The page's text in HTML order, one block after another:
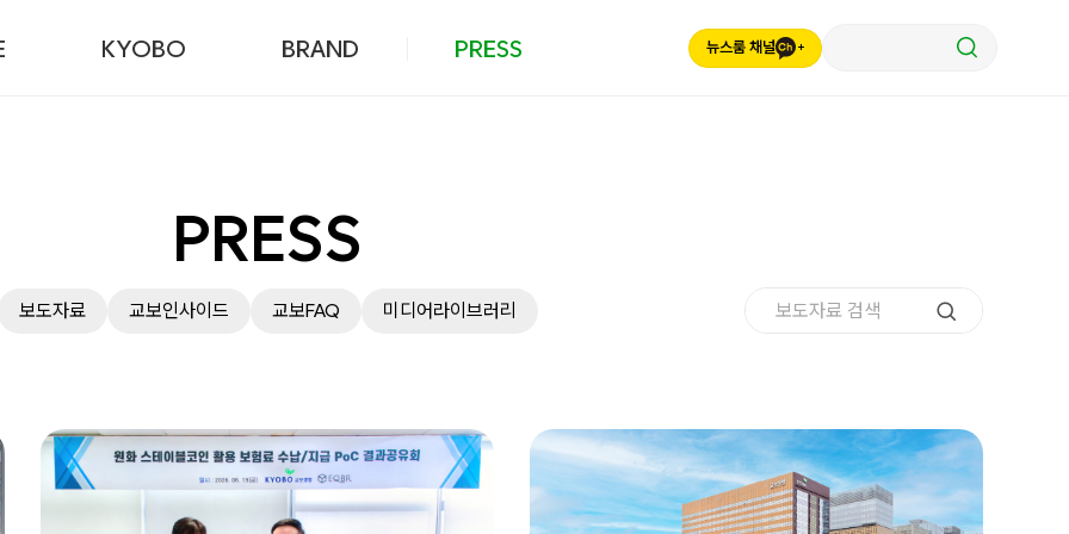
KYOBO BRAND PRESS 뉴스룸 채널
PRESS
보도자료 교보인사이드 교보FAQ 미디어라이브러리